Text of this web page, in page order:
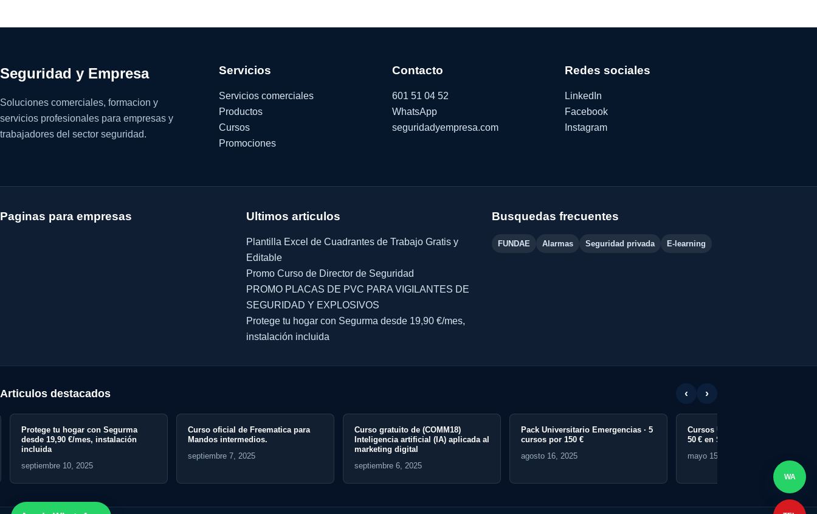
Seguridad y Empresa
Soluciones comerciales, formacion y
servicios profesionales para empresas y
trabajadores del sector seguridad.
Servicios
Servicios comerciales
Productos
Cursos
Promociones
Contacto
601 51 04 52
WhatsApp
seguridadyempresa.com
Redes sociales
LinkedIn
Facebook
Instagram
Paginas para empresas Ultimos articulos
Plantilla Excel de Cuadrantes de Trabajo Gratis y
Editable
Promo Curso de Director de Seguridad
PROMO PLACAS DE PVC PARA VIGILANTES DE
SEGURIDAD Y EXPLOSIVOS
Protege tu hogar con Segurma desde 19,90 €/mes,
instalación incluida
Busquedas frecuentes
FUNDAE Alarmas Seguridad privada E-learning
Articulos destacados ‹ ›
Curso oficial de Freematica para
Mandos intermedios.
Curso gratuito de (COMM18)
Inteligencia artificial (IA) aplicada al
Pack Universitario Emergencias · 5
cursos por 150 €
agosto 16, 2025
Cursos Universitarios Online desde
50 € en Seguridad y Emergencias
mayo 15, 2025
WA